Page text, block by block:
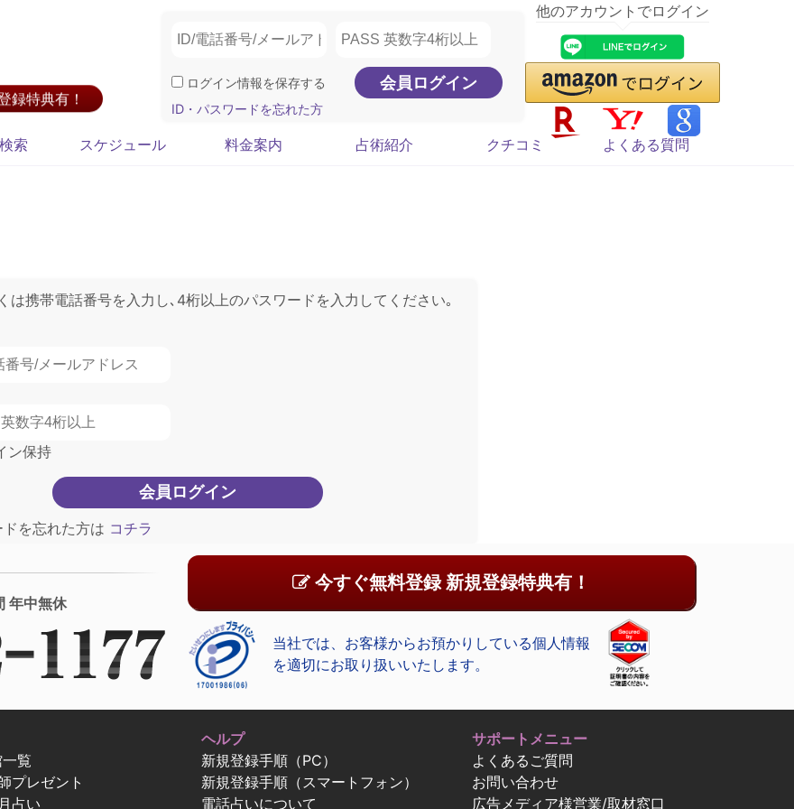
録特典有！
ログイン情報を保存する
ID・パスワードを忘れた方
他のアカウントでログイン
索 スケジュール 料金案内 占術紹介 クチコミ よくある質問
は携帯電話番号を入力し､4桁以上のパスワードを入力してください｡
ン保持
を忘れた方は コチラ
年中無休
今すぐ無料登録 新規登録特典有！
当社では、お客様からお預かりしている個人情報
を適切にお取り扱いいたします。
覧
プレゼント
占い
ヘルプ
新規登録手順（PC）
新規登録手順（スマートフォン）
電話占いについて
サポートメニュー
よくあるご質問
お問い合わせ
広告メディア様営業/取材窓口